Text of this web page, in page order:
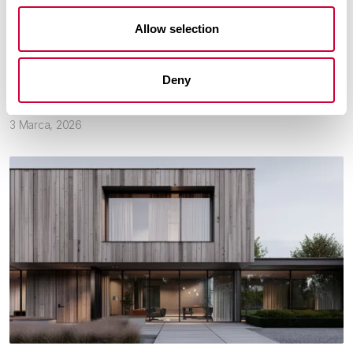
Allow selection
Deny
surowca po system
Czytaj dalej
3 Marca, 2026